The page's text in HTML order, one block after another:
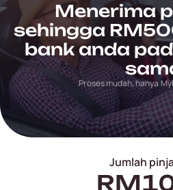
Menerima
sehingga
bank anda
Proses mudah, hanya
Jumlah
RM